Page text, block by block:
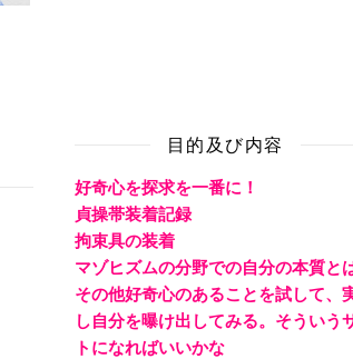
目的及び内容
好奇心を探求を一番に！
貞操帯装着記録
拘束具の装着
マゾヒズムの分野での自分の本質と
その他好奇心のあることを試して、
し自分を曝け出してみる。そういう
トになればいいかな